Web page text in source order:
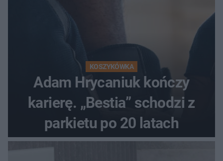
KOSZYKÓWKA
Adam Hrycaniuk kończy
karierę. „Bestia” schodzi z
parkietu po 20 latach